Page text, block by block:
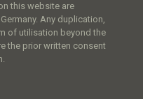
this website are
Any duplication,
of utilisation beyond the
the prior written consent